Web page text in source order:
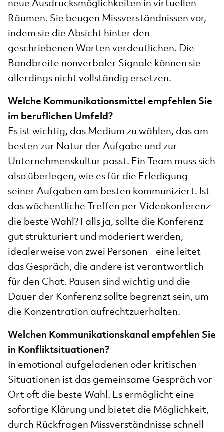
Räumen. Sie beugen Missverständnissen vor,
indem sie die Absicht hinter den
geschriebenen Worten verdeutlichen. Die
Bandbreite nonverbaler Signale können sie
allerdings nicht vollständig ersetzen.
Welche Kommunikationsmittel empfehlen Sie
im beruflichen Umfeld?
Es ist wichtig, das Medium zu wählen, das am
besten zur Natur der Aufgabe und zur
Unternehmenskultur passt. Ein Team muss sich
also überlegen, wie es für die Erledigung
seiner Aufgaben am besten kommuniziert. Ist
das wöchentliche Treffen per Videokonferenz
die beste Wahl? Falls ja, sollte die Konferenz
gut strukturiert und moderiert werden,
idealerweise von zwei Personen - eine leitet
das Gespräch, die andere ist verantwortlich
für den Chat. Pausen sind wichtig und die
Dauer der Konferenz sollte begrenzt sein, um
die Konzentration aufrechtzuerhalten.
Welchen Kommunikationskanal empfehlen Sie
in Konfliktsituationen?
In emotional aufgeladenen oder kritischen
Situationen ist das gemeinsame Gespräch vor
Ort oft die beste Wahl. Es ermöglicht eine
sofortige Klärung und bietet die Möglichkeit,
durch Rückfragen Missverständnisse schnell